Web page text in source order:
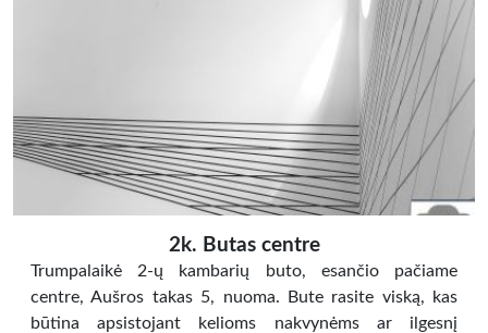
2k. Butas centre
Trumpalaikė 2-ų kambarių buto, esančio pačiame
centre, Aušros takas 5, nuoma. Bute rasite viską, kas
būtina apsistojant kelioms nakvynėms ar ilgesnį